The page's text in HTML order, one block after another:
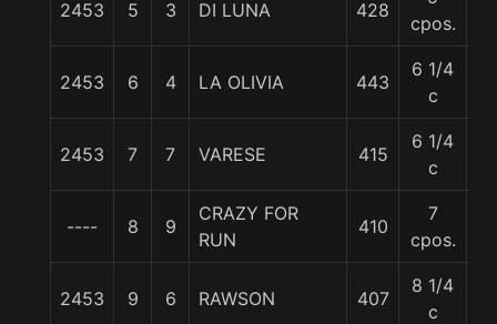
2453 5 3 DI LUNA 428
cpos.
2453 6 4 LA OLIVIA 443
6 1/4
c
2453 7 7 VARESE 415
6 1/4
c
---- 8 9
CRAZY FOR
RUN
410
7
cpos.
2453 9 6 RAWSON 407
8 1/4
c